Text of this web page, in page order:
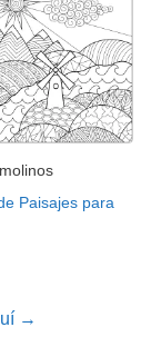
Paisajes para
→